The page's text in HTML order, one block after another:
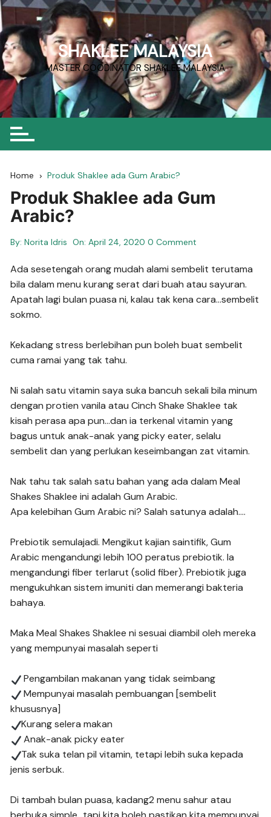
Skip
to
content
SHAKLEE MALAYSIA
MASTER COODINATOR SHAKLEE MALAYSIA
Home Produk Shaklee ada Gum Arabic?
Produk Shaklee ada Gum
Arabic?
By: Norita Idris On:April 24, 2020 0 Comment
Ada sesetengah orang mudah alami sembelit terutama
bila dalam menu kurang serat dari buah atau sayuran.
Apatah lagi bulan puasa ni, kalau tak kena cara…sembelit
sokmo.
Kekadang stress berlebihan pun boleh buat sembelit
cuma ramai yang tak tahu.
Ni salah satu vitamin saya suka bancuh sekali bila minum
dengan protien vanila atau Cinch Shake Shaklee tak
kisah perasa apa pun…dan ia terkenal vitamin yang
bagus untuk anak-anak yang picky eater, selalu
sembelit dan yang perlukan keseimbangan zat vitamin.
Nak tahu tak salah satu bahan yang ada dalam Meal
Shakes Shaklee ini adalah Gum Arabic.
Apa kelebihan Gum Arabic ni? Salah satunya adalah….
Prebiotik semulajadi. Mengikut kajian saintifik, Gum
Arabic mengandungi lebih 100 peratus prebiotik. Ia
mengandungi fiber terlarut (solid fiber). Prebiotik juga
mengukuhkan sistem imuniti dan memerangi bakteria
bahaya.
Maka Meal Shakes Shaklee ni sesuai diambil oleh mereka
yang mempunyai masalah seperti
Pengambilan makanan yang tidak seimbang
Mempunyai masalah pembuangan [sembelit
khususnya]
Kurang selera makan
Anak-anak picky eater
Tak suka telan pil vitamin, tetapi lebih suka kepada
jenis serbuk.
Di tambah bulan puasa, kadang2 menu sahur atau